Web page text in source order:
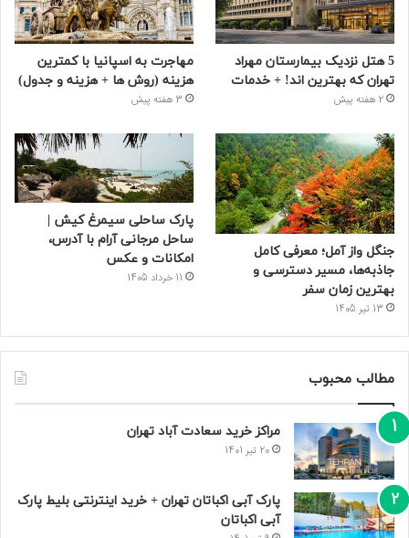
5 هتل نزدیک بیمارستان مهراد
تهران که بهترین‌ اند! + خدمات
2 هفته پیش
مهاجرت به اسپانیا با کمترین
هزینه (روش ها + هزینه و جدول)
3 هفته پیش
جنگل واز آمل؛ معرفی کامل
جاذبه‌ها، مسیر دسترسی و
بهترین زمان سفر
13 تیر 1405
پارک ساحلی سیمرغ کیش |
ساحل مرجانی آرام با آدرس،
امکانات و عکس
11 خرداد 1405
مطالب محبوب
مراکز خرید سعادت‌ آباد تهران
20 تیر 1401
پارک آبی اکباتان تهران + خرید اینترنتی بلیط پارک
آبی اکباتان